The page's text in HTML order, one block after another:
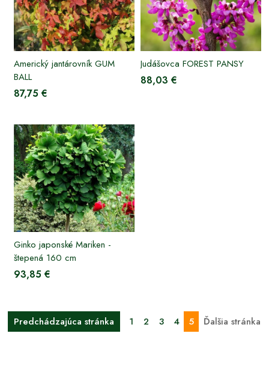
Americký jantárovník GUM
BALL
87,75 €
Judášovca FOREST PANSY
88,03 €
Ginko japonské Mariken -
štepená 160 cm
93,85 €
Predchádzajúca stránka 1 2 3 4 5 Ďalšia stránka